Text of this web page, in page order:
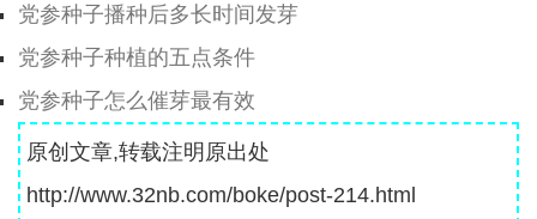
党参种子播种后多长时间发芽
党参种子种植的五点条件
党参种子怎么催芽最有效
原创文章,转载注明原出处
http://www.32nb.com/boke/post-214.html